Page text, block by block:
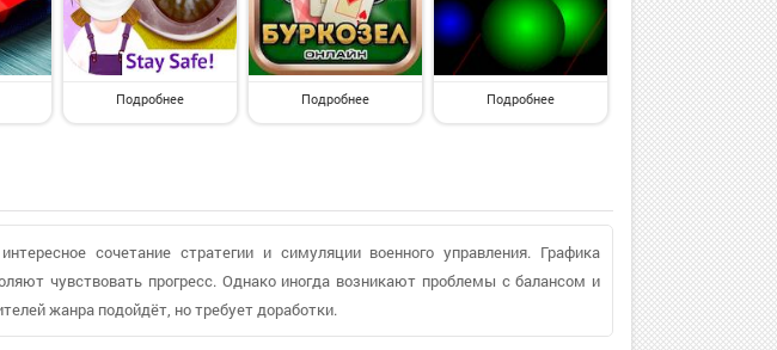
Подробнее Подробнее Подробнее
сочетание стратегии и симуляции военного управления. Графика
чувствовать прогресс. Однако иногда возникают проблемы с балансом и
жанра подойдёт, но требует доработки.